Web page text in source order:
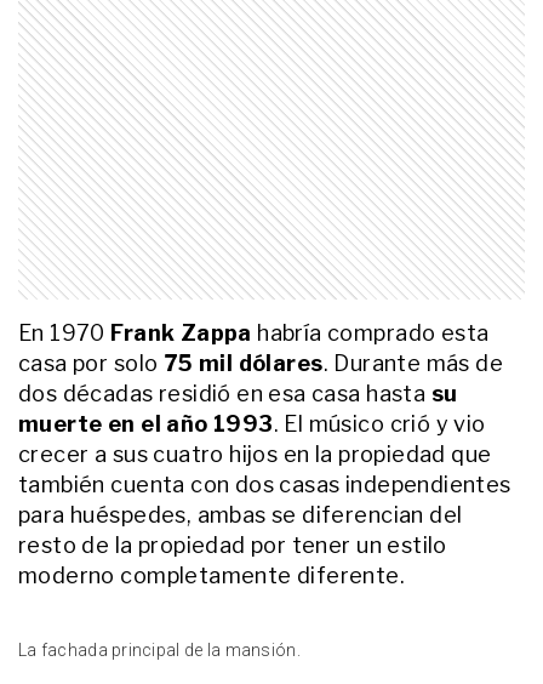
En 1970 Frank Zappa habría comprado esta
casa por solo 75 mil dólares. Durante más de
dos décadas residió en esa casa hasta su
muerte en el año 1993. El músico crió y vio
crecer a sus cuatro hijos en la propiedad que
también cuenta con dos casas independientes
para huéspedes, ambas se diferencian del
resto de la propiedad por tener un estilo
moderno completamente diferente.
La fachada principal de la mansión.
de euros
ACTUALIDAD
Caos, basura y acumulación: las
fotos inéditas de la casa de
Claudio Barrelier que fueron clave
en la escena del femicidio de
Agostina
LIFESTYLE
En fotos, las claves del look glam
rock de Lali Espósito en los
Premios Gardel 2026
ENTRETENIMIENTO
Así fue la inolvidable salida de
Franco Giordano, el hijo de Romina
Yan, con su abuela Cris Morena
ACTUALIDAD
Escándalo en Punta del Este: una
masajista uruguaya denunció
fiestas sexuales ligadas al círculo
íntimo de Silvio Berlusconi
en la primera fila del desfile de